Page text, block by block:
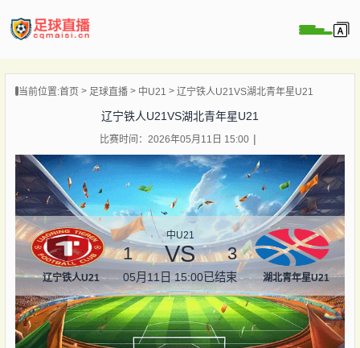
播
闻
当前位置:首页 足球直播 中U21 辽宁铁人U21VS湖北青年星U21
辽宁铁人U21VS湖北青年星U21
比赛时间：2026年05月11日 15:00
辽宁铁人U21
中U21
1 VS 3
05月11日 15:00已结束 湖北青年星U21